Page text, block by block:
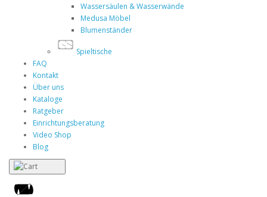
Wassersäulen & Wasserwände
Medusa Möbel
Blumenständer
Spieltische
FAQ
Kontakt
Über uns
Kataloge
Ratgeber
Einrichtungsberatung
Video Shop
Blog